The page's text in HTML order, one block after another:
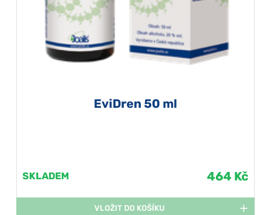
EviDren 50 ml
SKLADEM 464 Kč
VLOŽIT DO KOŠÍKU